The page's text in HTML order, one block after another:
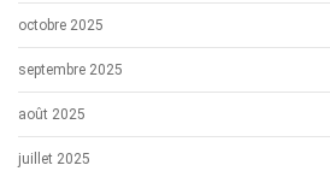
octobre 2025
septembre 2025
août 2025
juillet 2025